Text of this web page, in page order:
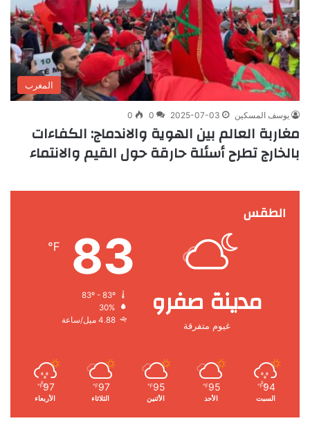
المغرب
يوسف المسكين 2025-07-03
0
0
مغاربة العالم بين الهوية والاندماج: الكفاءات
بالخارج تطرح أسئلة حارقة حول القيم والانتماء
الطقس
مدينة صفرو
غيوم متفرقة
83
℉
30%
4.88 ميل/ساعة
94
℉
السبت
95
℉
الأحد
95
℉
الأثنين
97
℉
الثلاثاء
97
℉
الأربعاء